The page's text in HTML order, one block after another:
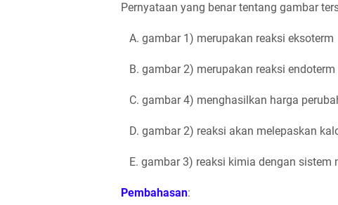
Pernyataan yang benar tentang gambar
A. gambar 1) merupakan reaksi eksoterm
B. gambar 2) merupakan reaksi endoterm
C. gambar 4) menghasilkan harga
D. gambar 2) reaksi akan melepaskan
E. gambar 3) reaksi kimia dengan sistem
Pembahasan: